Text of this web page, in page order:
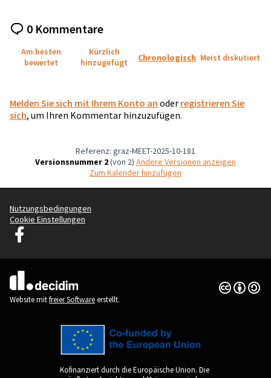
0 Kommentare
Am besten
bewertet
Kürzlich
hinzugefügt
Chronologisch Meist diskutiert
Melden Sie sich mit Ihrem Konto an oder registrieren Sie
sich, um Ihren Kommentar hinzuzufügen.
Referenz: graz-MEET-2025-10-181
Versionsnummer 2(von 2)
Andere Versionen anzeigen
Zum Kalender hinzufügen
Nutzungsbedingungen
Cookie Einstellungen
Graz Gemeinsam Gestalten auf Facebook
(Externer Link)
Website mitfreier Softwareerstellt.
Creative
(Externer
Kofinanziert durch die Europäische Union. Die